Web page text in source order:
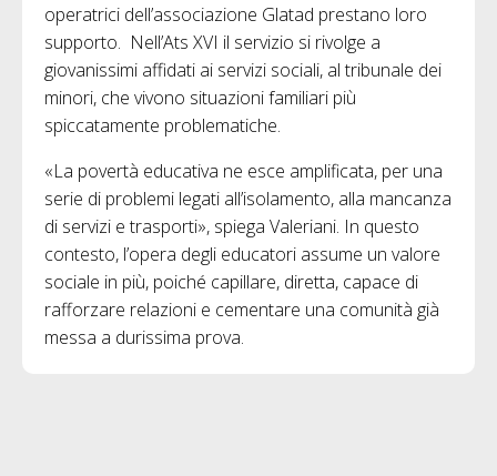
operatrici dell’associazione Glatad prestano loro
supporto. Nell’Ats XVI il servizio si rivolge a
giovanissimi affidati ai servizi sociali, al tribunale dei
minori, che vivono situazioni familiari più
spiccatamente problematiche.
«La povertà educativa ne esce amplificata, per una
serie di problemi legati all’isolamento, alla mancanza
di servizi e trasporti», spiega Valeriani. In questo
contesto, l’opera degli educatori assume un valore
sociale in più, poiché capillare, diretta, capace di
rafforzare relazioni e cementare una comunità già
messa a durissima prova.